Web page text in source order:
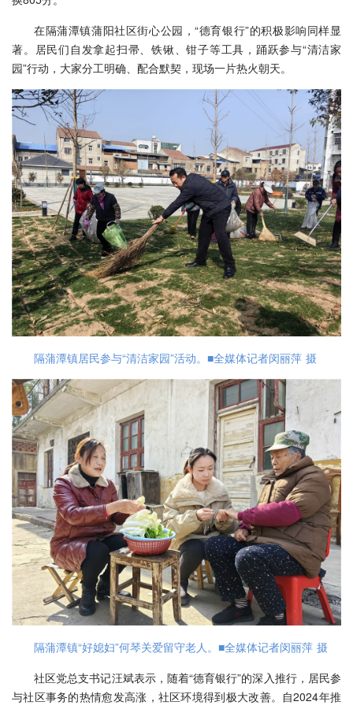
在隔蒲潭镇蒲阳社区街心公园，“德育银行”的积极影响同样显
著。居民们自发拿起扫帚、铁锹、钳子等工具，踊跃参与“清洁家
园”行动，大家分工明确、配合默契，现场一片热火朝天。
隔蒲潭镇居民参与“清洁家园”活动。■全媒体记者闵丽萍 摄
隔蒲潭镇“好媳妇”何琴关爱留守老人。■全媒体记者闵丽萍 摄
社区党总支书记汪斌表示，随着“德育银行”的深入推行，居民参
与社区事务的热情愈发高涨，社区环境得到极大改善。自2024年推